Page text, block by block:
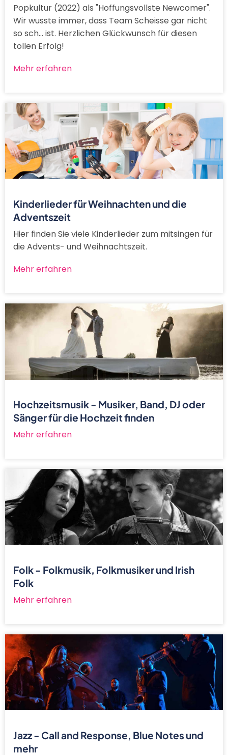
Popkultur (2022) als "Hoffungsvollste Newcomer".
Wir wusste immer, dass Team Scheisse gar nicht
so sch... ist. Herzlichen Glückwunsch für diesen
tollen Erfolg!
Mehr erfahren
Kinderlieder für Weihnachten und die
Adventszeit
Hier finden Sie viele Kinderlieder zum mitsingen für
die Advents- und Weihnachtszeit.
Mehr erfahren
Hochzeitsmusik - Musiker, Band, DJ oder
Sänger für die Hochzeit finden
Mehr erfahren
Folk - Folkmusik, Folkmusiker und Irish
Folk
Mehr erfahren
Jazz - Call and Response, Blue Notes und
mehr